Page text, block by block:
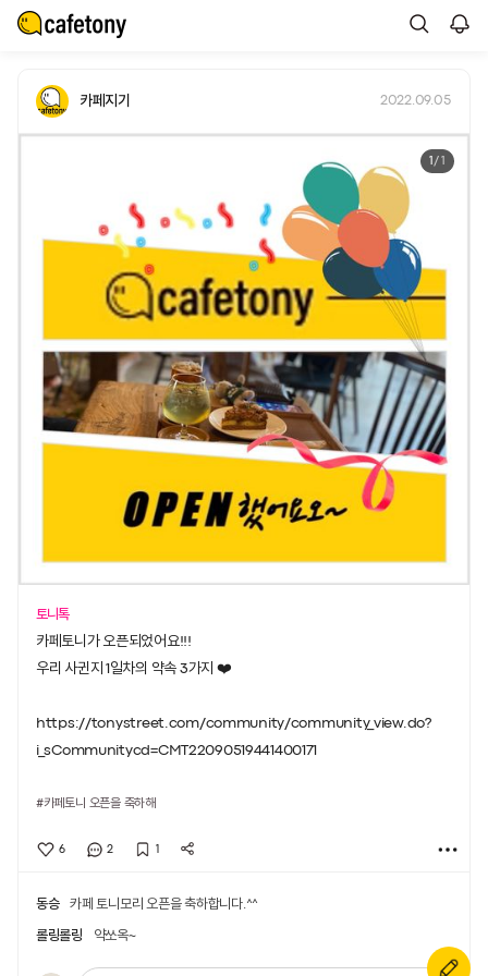
카페지기 2022.09.05
1 / 1
토니톡
카페토니가 오픈되었어요!!!
우리 사귄지 1일차의 약속 3가지 ❤️
https://tonystreet.com/community/community_view.do?
i_sCommunitycd=CMT22090519441400171
#카페토니 오픈을 축하해
6 2 1
동승 카페 토니모리 오픈을 축하합니다.^^
롤링롤링 약쏘옥~